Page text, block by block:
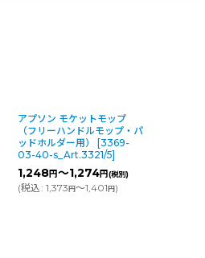
セイワ マイクロスプレーホ
ルダー [1673-03-10-s(F1-
1)_SMS-H]
735 (税別)
(税込: 809円)